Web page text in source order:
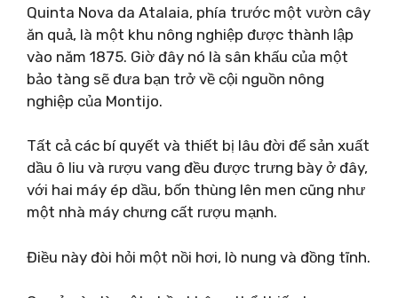
Quinta Nova da Atalaia, phía trước một vườn cây
ăn quả, là một khu nông nghiệp được thành lập
vào năm 1875. Giờ đây nó là sân khấu của một
bảo tàng sẽ đưa bạn trở về cội nguồn nông
nghiệp của Montijo.
Tất cả các bí quyết và thiết bị lâu đời để sản xuất
dầu ô liu và rượu vang đều được trưng bày ở đây,
với hai máy ép dầu, bốn thùng lên men cũng như
một nhà máy chưng cất rượu mạnh.
Điều này đòi hỏi một nồi hơi, lò nung và đồng tĩnh.